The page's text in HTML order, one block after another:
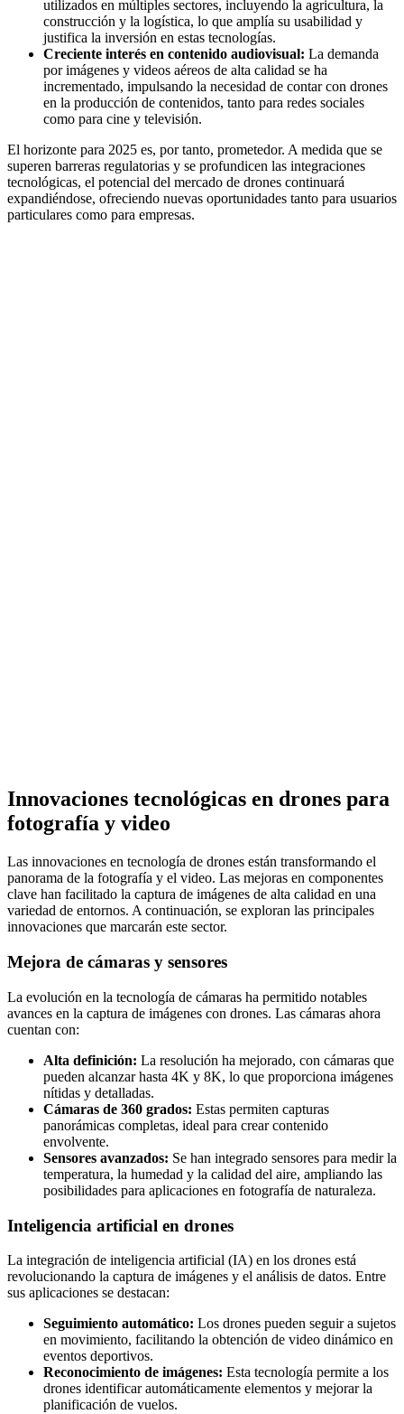
utilizados en múltiples sectores, incluyendo la agricultura, la
construcción y la logística, lo que amplía su usabilidad y
justifica la inversión en estas tecnologías.
Creciente interés en contenido audiovisual: La demanda
por imágenes y videos aéreos de alta calidad se ha
incrementado, impulsando la necesidad de contar con drones
en la producción de contenidos, tanto para redes sociales
como para cine y televisión.
El horizonte para 2025 es, por tanto, prometedor. A medida que se
superen barreras regulatorias y se profundicen las integraciones
tecnológicas, el potencial del mercado de drones continuará
expandiéndose, ofreciendo nuevas oportunidades tanto para usuarios
particulares como para empresas.
Innovaciones tecnológicas en drones para
fotografía y video
Las innovaciones en tecnología de drones están transformando el
panorama de la fotografía y el video. Las mejoras en componentes
clave han facilitado la captura de imágenes de alta calidad en una
variedad de entornos. A continuación, se exploran las principales
innovaciones que marcarán este sector.
Mejora de cámaras y sensores
La evolución en la tecnología de cámaras ha permitido notables
avances en la captura de imágenes con drones. Las cámaras ahora
cuentan con:
Alta definición: La resolución ha mejorado, con cámaras que
pueden alcanzar hasta 4K y 8K, lo que proporciona imágenes
nítidas y detalladas.
Cámaras de 360 grados: Estas permiten capturas
panorámicas completas, ideal para crear contenido
envolvente.
Sensores avanzados: Se han integrado sensores para medir la
temperatura, la humedad y la calidad del aire, ampliando las
posibilidades para aplicaciones en fotografía de naturaleza.
Inteligencia artificial en drones
La integración de inteligencia artificial (IA) en los drones está
revolucionando la captura de imágenes y el análisis de datos. Entre
sus aplicaciones se destacan:
Seguimiento automático: Los drones pueden seguir a sujetos
en movimiento, facilitando la obtención de video dinámico en
eventos deportivos.
Reconocimiento de imágenes: Esta tecnología permite a los
drones identificar automáticamente elementos y mejorar la
planificación de vuelos.